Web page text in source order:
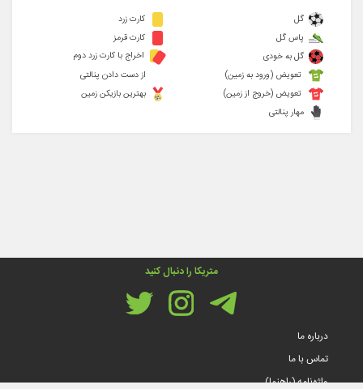
گل
پاس گل
گل به خودی
کارت زرد
کارت قرمز
اخراج با کارت زرد دوم
تعویض (ورود به زمین)
تعویض (خروج از زمین)
مهار پنالتی
از دست دادن پنالتی
بهترین بازیکن زمین
متریکا را دنبال کنید
درباره ما
تماس با ما
واژه‌نامه (راهنما)